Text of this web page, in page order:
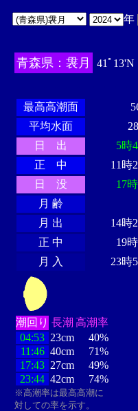
年
青森県：袰月 41ﾟ13'N
最高高潮面
平均水面
日 出
5時
正 中
11時
日 没
17
月 齢
月 出
14時
正 中
19
月 入
23時
潮回り 長潮 高潮率
04:53 23cm
40%
11:46 40cm
71%
17:43 27cm
49%
23:44 42cm 74%
※高潮率は最高高潮に
対しての率を示す。